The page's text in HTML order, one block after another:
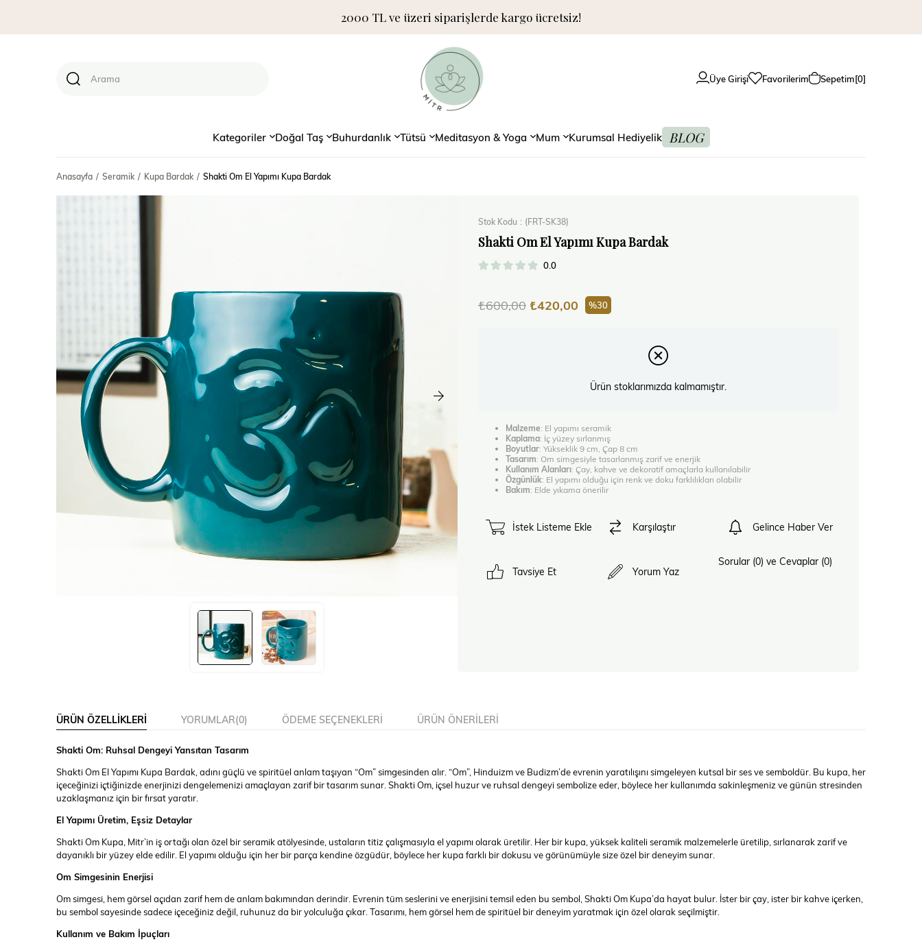
2000 TL ve üzeri siparişlerde kargo ücretsiz!
Üye Girişi Favorilerim Sepetim 0
Kategoriler Doğal Taş Buhurdanlık Tütsü Meditasyon & Yoga Mum Kurumsal Hediyelik BLOG
Anasayfa Seramik Kupa Bardak Shakti Om El Yapımı Kupa Bardak
Stok Kodu (FRT-SK38)
Shakti Om El Yapımı Kupa Bardak
0.0
₺600,00 ₺420,00 30
Ürün stoklarımızda kalmamıştır.
Malzeme: El yapımı seramik
Kaplama: İç yüzey sırlanmış
Boyutlar: Yükseklik 9 cm, Çap 8 cm
Tasarım: Om simgesiyle tasarlanmış zarif ve enerjik
Kullanım Alanları: Çay, kahve ve dekoratif amaçlarla kullanılabilir
Özgünlük: El yapımı olduğu için renk ve doku farklılıkları olabilir
Bakım: Elde yıkama önerilir
İstek Listeme Ekle Karşılaştır Gelince Haber Ver
Tavsiye Et Yorum Yaz
Sorular (0) ve Cevaplar (0)
ÜRÜN ÖZELLIKLERI YORUMLAR(0) ÖDEME SEÇENEKLERI ÜRÜN ÖNERILERI
Shakti Om: Ruhsal Dengeyi Yansıtan Tasarım
Shakti Om El Yapımı Kupa Bardak, adını güçlü ve spiritüel anlam taşıyan “Om” simgesinden alır. “Om”, Hinduizm ve Budizm’de evrenin yaratılışını simgeleyen kutsal bir ses ve semboldür. Bu kupa, her
içeceğinizi içtiğinizde enerjinizi dengelemenizi amaçlayan zarif bir tasarım sunar. Shakti Om, içsel huzur ve ruhsal dengeyi sembolize eder, böylece her kullanımda sakinleşmeniz ve günün stresinden
uzaklaşmanız için bir fırsat yaratır.
El Yapımı Üretim, Eşsiz Detaylar
Shakti Om Kupa, Mitr’in iş ortağı olan özel bir seramik atölyesinde, ustaların titiz çalışmasıyla el yapımı olarak üretilir. Her bir kupa, yüksek kaliteli seramik malzemelerle üretilip, sırlanarak zarif ve
dayanıklı bir yüzey elde edilir. El yapımı olduğu için her bir parça kendine özgüdür, böylece her kupa farklı bir dokusu ve görünümüyle size özel bir deneyim sunar.
Om Simgesinin Enerjisi
Om simgesi, hem görsel açıdan zarif hem de anlam bakımından derindir. Evrenin tüm seslerini ve enerjisini temsil eden bu sembol, Shakti Om Kupa’da hayat bulur. İster bir çay, ister bir kahve içerken,
bu sembol sayesinde sadece içeceğiniz değil, ruhunuz da bir yolculuğa çıkar. Tasarımı, hem görsel hem de spiritüel bir deneyim yaratmak için özel olarak seçilmiştir.
Kullanım ve Bakım İpuçları